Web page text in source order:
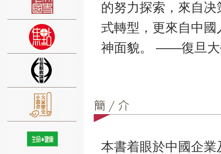
的努力探索，來自
式轉型，更來自中
神面貌。 ——復旦大
本書着眼於中國企